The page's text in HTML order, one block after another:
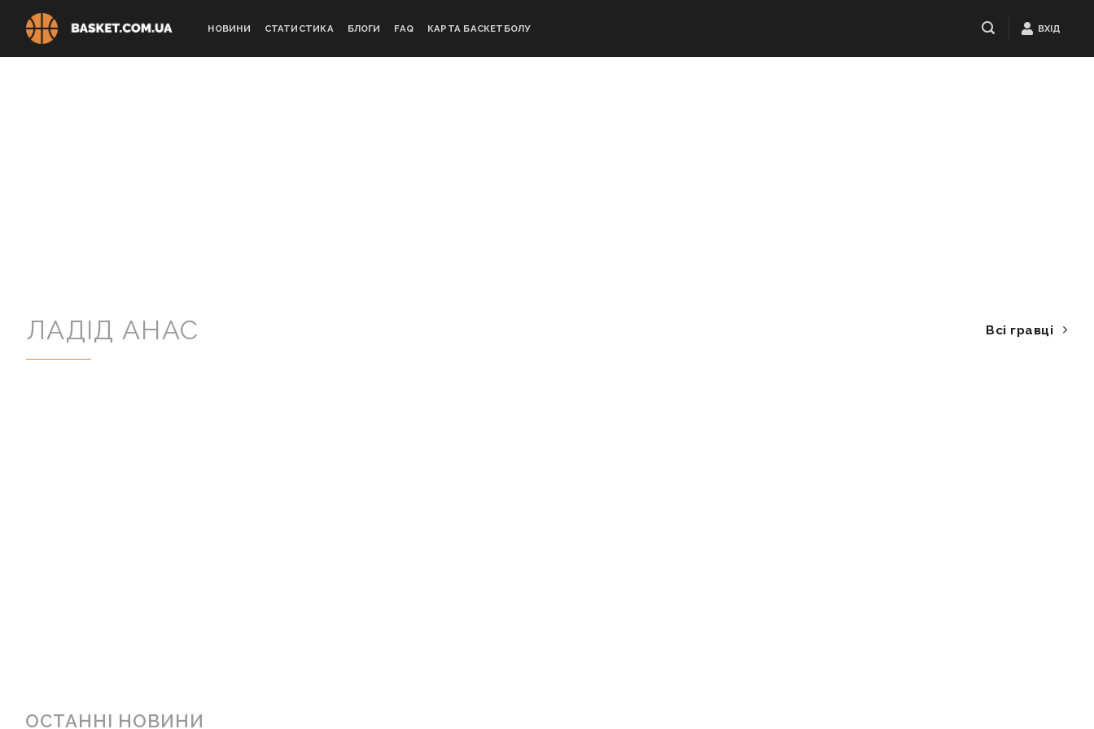
НОВИНИ СТАТИСТИКА БЛОГИ FAQ КАРТА БАСКЕТБОЛУ ВХІД
ЛАДІД АНАС Всі гравці
ОСТАННІ НОВИНИ